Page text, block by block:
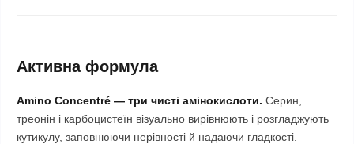
Активна формула
Amino Concentré — три чисті амінокислоти. Серин,
треонін і карбоцистеїн візуально вирівнюють і розгладжують
кутикулу, заповнюючи нерівності й надаючи гладкості.